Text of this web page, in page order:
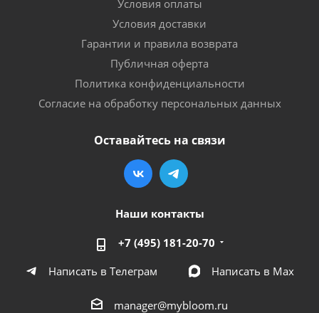
Условия оплаты
Условия доставки
Гарантии и правила возврата
Публичная оферта
Политика конфиденциальности
Согласие на обработку персональных данных
Оставайтесь на связи
Наши контакты
+7 (495) 181-20-70
Написать в Телеграм
Написать в Мах
manager@mybloom.ru